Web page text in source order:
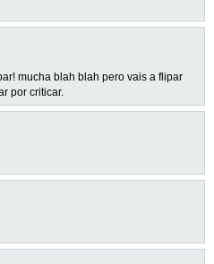
mucha blah blah pero vais a flipar
por criticar.